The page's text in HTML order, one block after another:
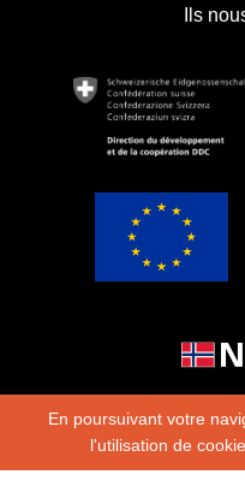
En poursuivant votre
l'utilisation de
Ils